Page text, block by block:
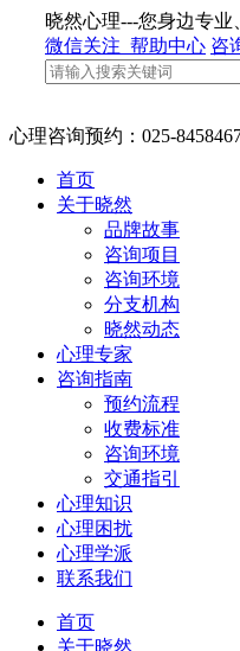
晓然心理---您身边专
微信关注 帮助中心 咨
心理咨询预约：025-
首页
关于晓然
品牌故事
咨询项目
咨询环境
分支机构
晓然动态
心理专家
咨询指南
预约流程
收费标准
咨询环境
交通指引
心理知识
心理困扰
心理学派
联系我们
首页
关于晓然